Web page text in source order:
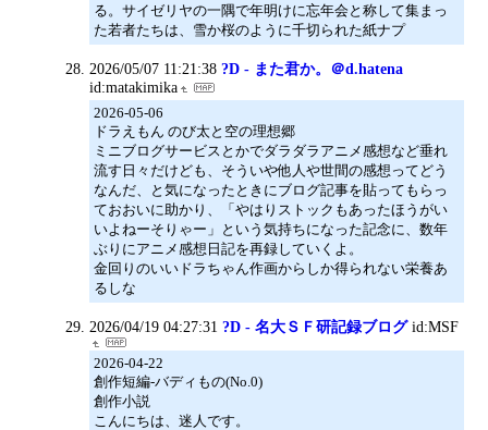
る。サイゼリヤの一隅で年明けに忘年会と称して集まっ
た若者たちは、雪か桜のように千切られた紙ナプ
2026/05/07 11:21:38 ?D - また君か。＠d.hatena
id:matakimika
2026-05-06
ドラえもん のび太と空の理想郷
ミニブログサービスとかでダラダラアニメ感想など垂れ
流す日々だけども、そういや他人や世間の感想ってどう
なんだ、と気になったときにブログ記事を貼ってもらっ
ておおいに助かり、「やはりストックもあったほうがい
いよねーそりゃー」という気持ちになった記念に、数年
ぶりにアニメ感想日記を再録していくよ。
金回りのいいドラちゃん作画からしか得られない栄養あ
るしな
2026/04/19 04:27:31 ?D - 名大ＳＦ研記録ブログ id:MSF
2026-04-22
創作短編-バディもの(No.0)
創作小説
こんにちは、迷人です。